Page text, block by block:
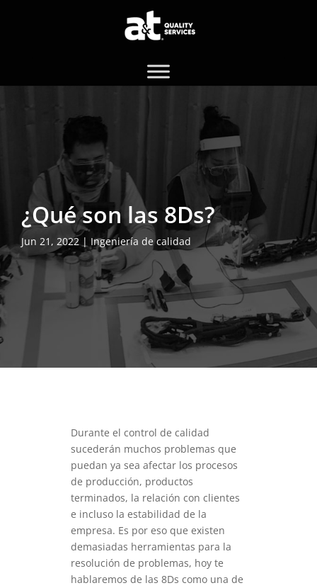
¿Qué son las 8Ds?
Jun 21, 2022 | Ingeniería de calidad
Durante el control de calidad
sucederán muchos problemas que
puedan ya sea afectar los procesos
de producción, productos
terminados, la relación con clientes
e incluso la estabilidad de la
empresa. Es por eso que existen
demasiadas herramientas para la
resolución de problemas, hoy te
hablaremos de las 8Ds como una de